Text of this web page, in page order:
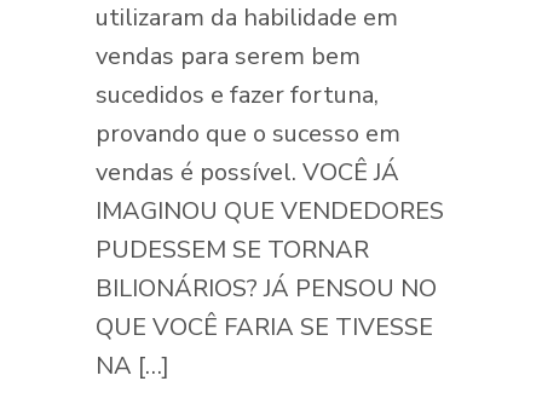
utilizaram da habilidade em
vendas para serem bem
sucedidos e fazer fortuna,
provando que o sucesso em
vendas é possível. VOCÊ JÁ
IMAGINOU QUE VENDEDORES
PUDESSEM SE TORNAR
BILIONÁRIOS? JÁ PENSOU NO
QUE VOCÊ FARIA SE TIVESSE
NA […]